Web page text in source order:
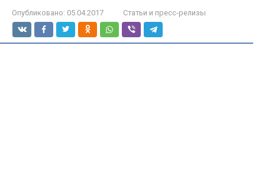
Опубликовано: 05.04.2017 Статьи и пресс-релизы